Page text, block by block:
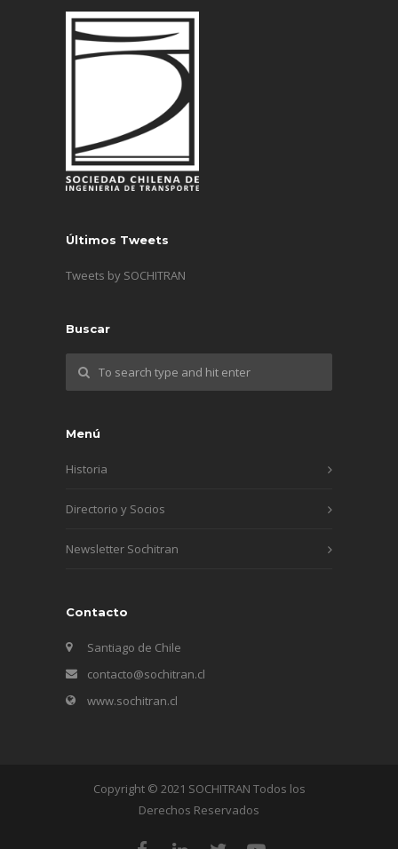
Últimos Tweets
Tweets by SOCHITRAN
Buscar
Menú
Historia
Directorio y Socios
Newsletter Sochitran
Contacto
Santiago de Chile
contacto@sochitran.cl
www.sochitran.cl
Copyright © 2021 SOCHITRAN Todos los
Derechos Reservados